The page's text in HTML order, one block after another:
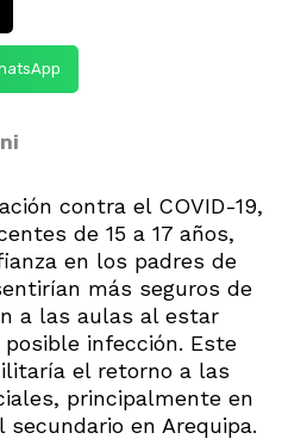
contra el COVID-19,
de 15 a 17 años,
en los padres de
más seguros de
a las aulas al estar
infección. Este
el retorno a las
principalmente en
en Arequipa.